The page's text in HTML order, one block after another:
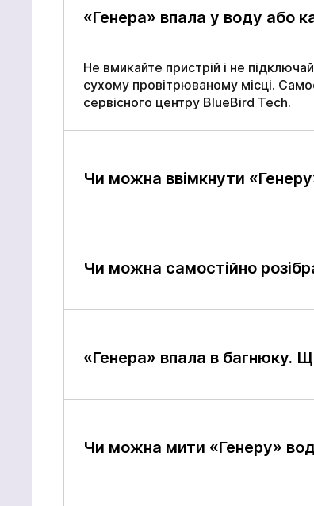
«Генера» впала у воду або
Не вмикайте пристрій і не
сухому провітрюваному місці.
сервісного центру BlueBird Tech.
Чи можна ввімкнути
Чи можна самостійно
«Генера» впала в багнюку.
Чи можна мити «Генеру»